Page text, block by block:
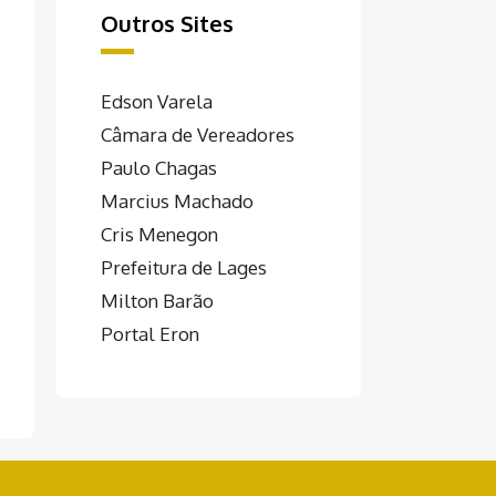
Outros Sites
Edson Varela
Câmara de Vereadores
Paulo Chagas
Marcius Machado
Cris Menegon
Prefeitura de Lages
Milton Barão
Portal Eron